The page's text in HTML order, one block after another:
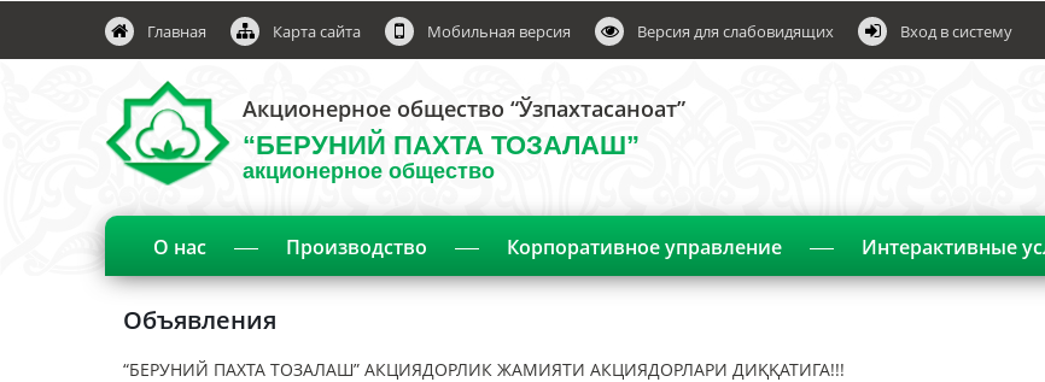
Главная Карта сайта Мобильная версия Версия для слабовидящих Вход в систему
Акционерное общество “Ўзпахтасаноат”
“БЕРУНИЙ ПАХТА ТОЗАЛАШ”
акционерное общество
О нас Производство Корпоративное управление Интерактивные
Объявления
“БЕРУНИЙ ПАХТА ТОЗАЛАШ” АКЦИЯДОРЛИК ЖАМИЯТИ АКЦИЯДОРЛАРИ ДИҚҚАТИГА!!!